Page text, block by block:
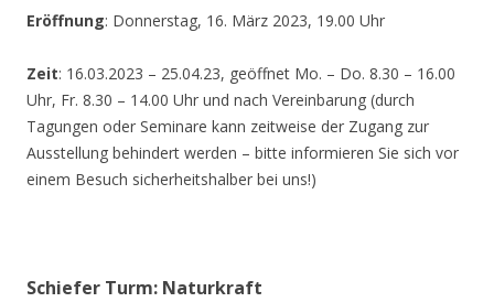
Eröffnung: Donnerstag, 16. März 2023, 19.00 Uhr
Zeit: 16.03.2023 – 25.04.23, geöffnet Mo. – Do. 8.30 – 16.00
Uhr, Fr. 8.30 – 14.00 Uhr und nach Vereinbarung (durch
Tagungen oder Seminare kann zeitweise der Zugang zur
Ausstellung behindert werden – bitte informieren Sie sich vor
einem Besuch sicherheitshalber bei uns!)
Schiefer Turm: Naturkraft